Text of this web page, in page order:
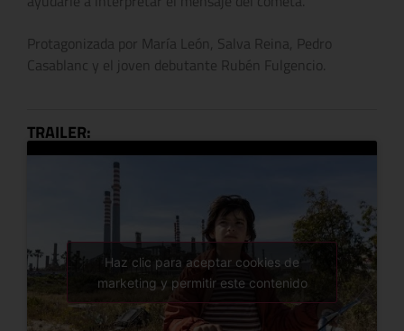
Protagonizada por María León, Salva Reina, Pedro
Casablanc y el joven debutante Rubén Fulgencio.
TRAILER:
Haz clic para aceptar cookies de
marketing y permitir este contenido